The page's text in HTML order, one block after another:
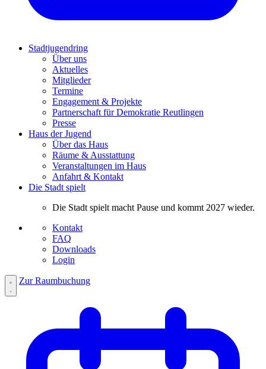
Stadtjugendring
Über uns
Aktuelles
Mitglieder
Termine
Engagement & Projekte
Partnerschaft für Demokratie Reutlingen
Presse
Haus der Jugend
Über das Haus
Räume & Ausstattung
Veranstaltungen im Haus
Anfahrt & Kontakt
Die Stadt spielt
Die Stadt spielt macht Pause und kommt 2027 wieder.
Kontakt
FAQ
Downloads
Login
Zur Raumbuchung